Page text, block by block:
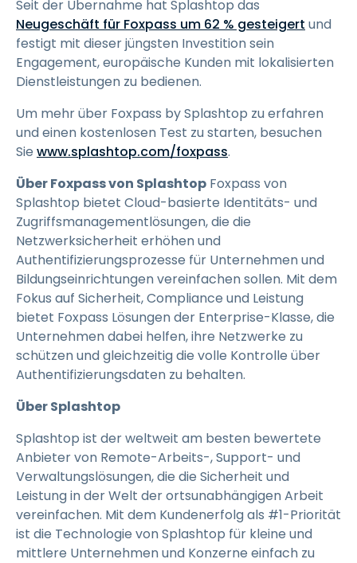
Seit der Übernahme hat Splashtop das
Neugeschäft für Foxpass um 62 % gesteigert und
festigt mit dieser jüngsten Investition sein
Engagement, europäische Kunden mit lokalisierten
Dienstleistungen zu bedienen.
Um mehr über Foxpass by Splashtop zu erfahren
und einen kostenlosen Test zu starten, besuchen
Sie www.splashtop.com/foxpass.
Über Foxpass von Splashtop Foxpass von
Splashtop bietet Cloud-basierte Identitäts- und
Zugriffsmanagementlösungen, die die
Netzwerksicherheit erhöhen und
Authentifizierungsprozesse für Unternehmen und
Bildungseinrichtungen vereinfachen sollen. Mit dem
Fokus auf Sicherheit, Compliance und Leistung
bietet Foxpass Lösungen der Enterprise-Klasse, die
Unternehmen dabei helfen, ihre Netzwerke zu
schützen und gleichzeitig die volle Kontrolle über
Authentifizierungsdaten zu behalten.
Über Splashtop
Splashtop ist der weltweit am besten bewertete
Anbieter von Remote-Arbeits-, Support- und
Verwaltungslösungen, die die Sicherheit und
Leistung in der Welt der ortsunabhängigen Arbeit
vereinfachen. Mit dem Kundenerfolg als #1-Priorität
ist die Technologie von Splashtop für kleine und
mittlere Unternehmen und Konzerne einfach zu